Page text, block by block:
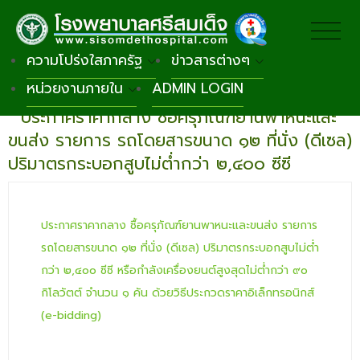
ความโปร่งใสภาครัฐ
ข่าวสารต่างๆ
หน่วยงานภายใน
ADMIN LOGIN
กลับหน้าหลัก
ประกาศราคากลาง ซื้อครุภัณฑ์ยานพาหนะและ
ขนส่ง รายการ รถโดยสารขนาด ๑๒ ที่นั่ง (ดีเซล)
ปริมาตรกระบอกสูบไม่ต่ำกว่า ๒,๔๐๐ ซีซี
ประกาศราคากลาง ซื้อครุภัณฑ์ยานพาหนะและขนส่ง รายการ
รถโดยสารขนาด ๑๒ ที่นั่ง (ดีเซล) ปริมาตรกระบอกสูบไม่ต่ำ
กว่า ๒,๔๐๐ ซีซี หรือกำลังเครื่องยนต์สูงสุดไม่ต่ำกว่า ๙๐
กิโลวัตต์ จำนวน ๑ คัน ด้วยวิธีประกวดราคาอิเล็กทรอนิกส์
(e-bidding)